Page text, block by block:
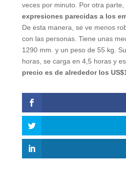
veces por minuto. Por otra parte,
expresiones parecidas a los
De esta manera, se ve menos
con las personas. Tiene unas
1290 mm. y un peso de 55 kg.
horas, se carga en 4,5 horas y
precio es de alrededor los